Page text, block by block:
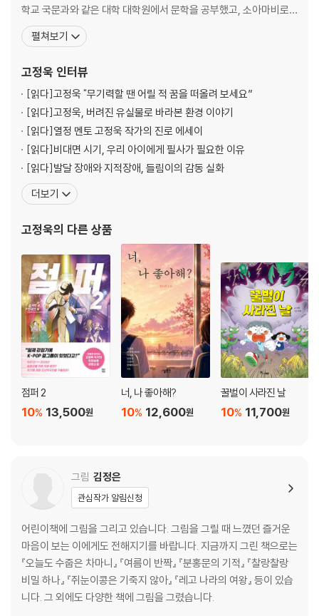
학교 국문과와 같은 대학 대학원에서 문학을 공부했고, 소아마비로
인해 중증 장애를 갖게 되었지만 각종 사회활동으로 장애인이 차별
받지 않는 세상을 만들기 위해 노력하고 있다. 문화일보 신춘문예에
이 발표해 새로운 장르를 개척했다는 평가를 받는다. 『
펼쳐보기
고정욱 인터뷰
[읽다]고정욱 "무기력할 땐 어릴 적 꿈을 떠올려 보세요”
[읽다]고정욱, 버려진 유실물로 바라본 환경 이야기
[읽다]열정 멘토 고정욱 작가의 진로 에세이
[읽다]비대면 시기, 우리 아이에게 필사가 필요한 이유
[읽다]발달 장애와 지적장애, 들림이의 감동 실화
더보기
고정욱의 다른 상품
점퍼 2
13,500원
10%
너, 나 좋아해?
12,600원
10%
꿀벌이 사라진 날
11,700원
10%
그림 김정은
관심작가 알림신청
어린이책에 그림을 그리고 있습니다. 그림을 그릴 때 느꼈던 즐거운
마음이 보는 이에게도 전해지기를 바랍니다. 지금까지 그린 책으로는
『오늘도 수줍은 차마니』 『여름이 반짝』 『분홍문의 기적』 『찰랑찰랑
비밀 하나』 『쥐눈이콩은 기죽지 않아』 『레고 나라의 여왕』 등이 있습
니다. 그 외에도 다양한 책에 그림을 그렸습니다.